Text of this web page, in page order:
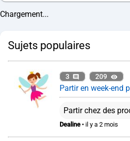
Chargement...
Sujets populaires
3 209
Dealine • il y a 2 mois